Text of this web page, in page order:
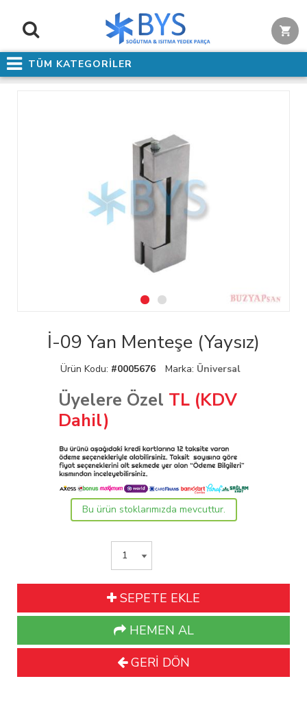
TÜM KATEGORİLER
İ-09 Yan Menteşe (Yaysız)
Ürün Kodu: #0005676 Marka: Üniversal
Üyelere Özel TL (KDV
Dahil)
Bu ürün stoklarımızda mevcuttur.
SEPETE EKLE
HEMEN AL
GERİ DÖN